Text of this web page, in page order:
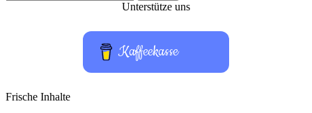
nach:
Unterstütze uns
Kaffeekasse
Frische Inhalte